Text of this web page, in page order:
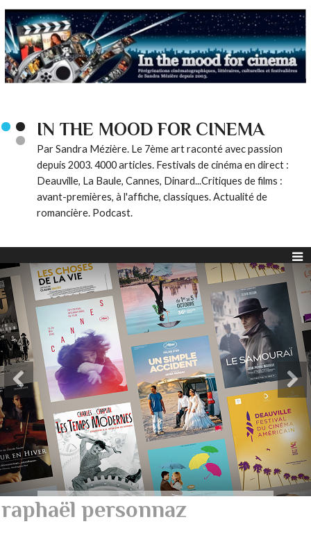
IN THE MOOD FOR CINEMA
Par Sandra Mézière. Le 7ème art raconté avec passion
depuis 2003. 4000 articles. Festivals de cinéma en direct :
Deauville, La Baule, Cannes, Dinard...Critiques de films :
avant-premières, à l'affiche, classiques. Actualité de
romancière. Podcast.
raphaël personnaz